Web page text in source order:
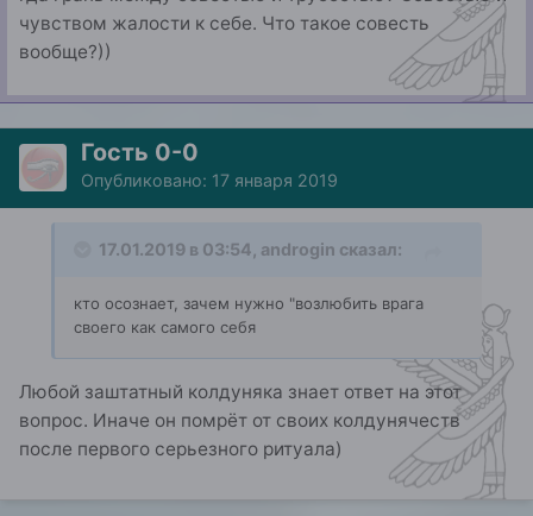
чувством жалости к себе. Что такое совесть
вообще?))
Гость 0-0
Опубликовано: 17 января 2019
17.01.2019 в 03:54, androgin сказал:
кто осознает, зачем нужно "возлюбить врага
своего как самого себя
Любой заштатный колдуняка знает ответ на этот
вопрос. Иначе он помрёт от своих колдунячеств
после первого серьезного ритуала)